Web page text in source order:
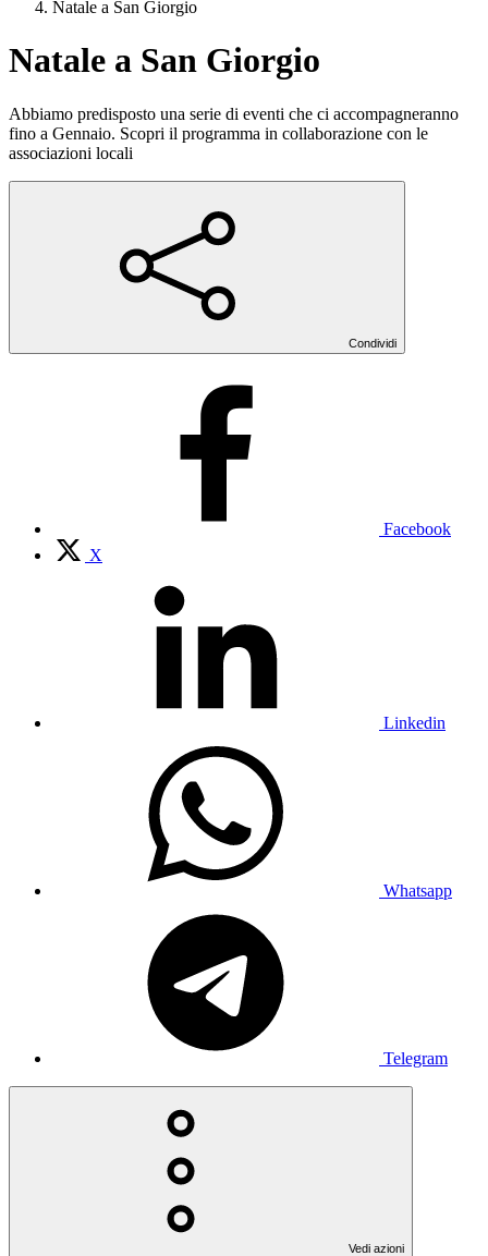
Natale a San Giorgio
Natale a San Giorgio
Abbiamo predisposto una serie di eventi che ci accompagneranno
fino a Gennaio. Scopri il programma in collaborazione con le
associazioni locali
Condividi
Facebook
X
Linkedin
Whatsapp
Telegram
Vedi azioni